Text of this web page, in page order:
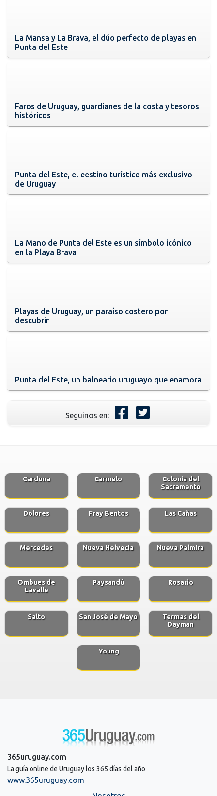
La Mansa y La Brava, el dúo perfecto de playas en
Punta del Este
Faros de Uruguay, guardianes de la costa y tesoros
históricos
Punta del Este, el eestino turístico más exclusivo
de Uruguay
La Mano de Punta del Este es un símbolo icónico
en la Playa Brava
Playas de Uruguay, un paraíso costero por
descubrir
Punta del Este, un balneario uruguayo que enamora
Seguinos en:
Cardona Carmelo
Colonia del
Sacramento
Dolores Fray Bentos Las Cañas
Mercedes Nueva Helvecia Nueva Palmira
Ombues de
Lavalle
Paysandú Rosario
Salto San José de Mayo
Termas del
Dayman
Young
365uruguay.com
La guía online de Uruguay los 365 días del año
www.365uruguay.com